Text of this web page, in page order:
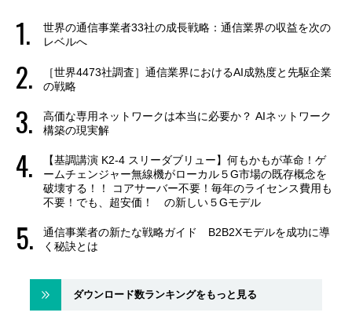
世界の通信事業者33社の成長戦略：通信業界の収益を次の
レベルへ
［世界4473社調査］通信業界におけるAI成熟度と先駆企業
の戦略
高価な専用ネットワークは本当に必要か？ AIネットワーク
構築の現実解
【基調講演 K2-4 スリーダブリュー】何もかもが革命！ゲ
ームチェンジャー無線機がローカル５G市場の既存概念を
破壊する！！ コアサーバー不要！毎年のライセンス費用も
不要！でも、超安価！ の新しい５Gモデル
通信事業者の新たな戦略ガイド B2B2Xモデルを成功に導
く秘訣とは
ダウンロード数ランキングをもっと見る